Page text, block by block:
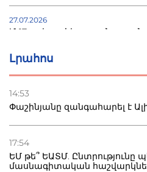
Լրահոս
14:53
Փաշինյանը զանգահարել է
17:54
ԵՄ թե՞ ԵԱՏՄ. Ընտրությունը
մասնագիտական
27.07.2026
Մ-17 աշխարհի առաջնությունը
22.07.2026
տուժածներ կան
21.07.2026
Դատվածություն ունեցող
բնակվել Ռուսաստանում